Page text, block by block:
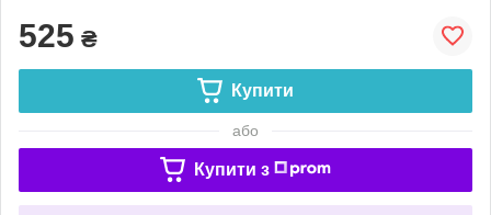
525 ₴
Купити
або
Купити з